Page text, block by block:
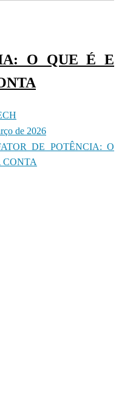
O QUE É E
de 2026
DE POTÊNCIA: O
CONTA